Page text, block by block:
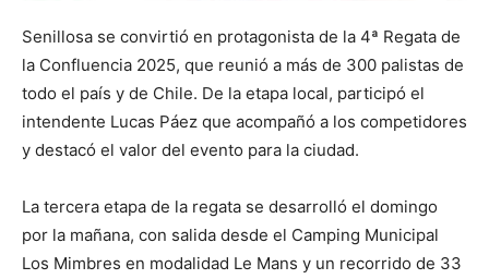
Senillosa se convirtió en protagonista de la 4ª Regata de
la Confluencia 2025, que reunió a más de 300 palistas de
todo el país y de Chile. De la etapa local, participó el
intendente Lucas Páez que acompañó a los competidores
y destacó el valor del evento para la ciudad.
La tercera etapa de la regata se desarrolló el domingo
por la mañana, con salida desde el Camping Municipal
Los Mimbres en modalidad Le Mans y un recorrido de 33